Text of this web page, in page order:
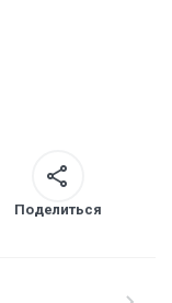
Поделиться